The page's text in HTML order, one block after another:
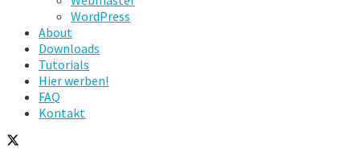
WordPress
About
Downloads
Tutorials
Hier werben!
FAQ
Kontakt